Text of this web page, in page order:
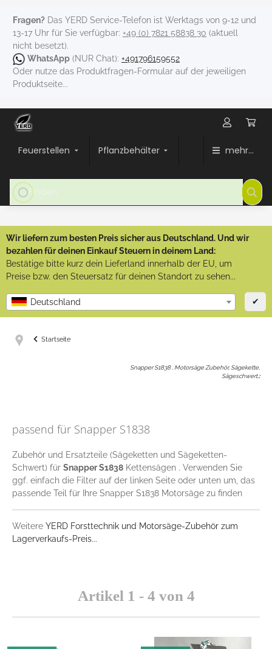
Fragen? Das YERD Service-Telefon ist Werktags von 9-12 und
13-17 Uhr für Sie verfügbar: +49 (0) 7821 58838 30 (aktuell
nicht besetzt).
WhatsApp (NUR Chat): +491796159552
Oder nutze das Produktfragen-Formular auf der jeweiligen
Produktseite...
Feuerstellen Pflanzbehälter mehr...
Wir liefern zum besten Preis sicher aus Deutschland. Und wir
bezahlen für deinen Einkauf Steuern in deinem Land:
Bestätige bitte kurz dein Lieferland innerhalb der EU, um
Preise bzw. den Steuersatz für deinen Standort zu sehen...
Deutschland ✔
Startseite
Snapper S1838 , Motorsäge Zubehör, Sägekette,
Sägeschwert,:
passend für Snapper S1838
Zubehör und Ersatzteile (Sägeketten und Sägeketten-
Schwert) für Snapper S1838 Kettensägen . Verwenden Sie
ggf. einfach die Filter auf der linken Seite oder unten um, das
passende Teil für Ihre Snapper S1838 Motorsäge zu finden
Weitere YERD Forsttechnik und Motorsäge-Zubehör zum
Lagerverkaufs-Preis...
Artikel 1 - 4 von 4